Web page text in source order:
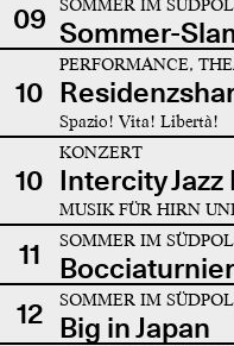
09
SOMMER IM SÜDPOL
Sommer-
10
PERFORMANCE,
Spazio! Vita! Libertà!
10
KONZERT
Intercity
MUSIK FÜR HIRN
11 SOMMER IM
Bocciaturnier
12
SOMMER IM
Big in Japan